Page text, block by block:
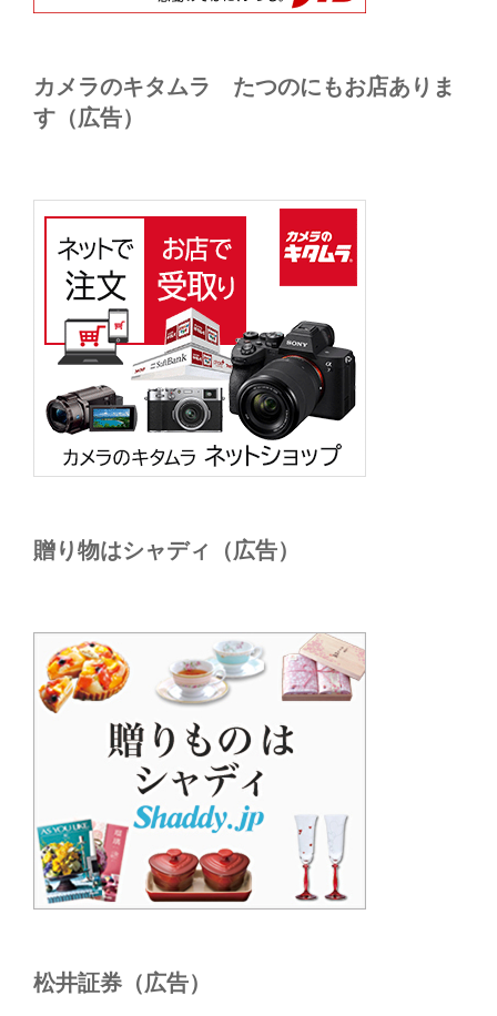
カメラのキタムラ たつのにもお店ありま
す（広告）
贈り物はシャディ（広告）
松井証券（広告）